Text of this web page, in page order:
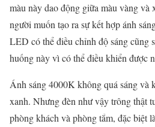
màu này dao động giữa màu vàng
người muốn tạo ra sự kết hợp ánh
LED có thể điều chỉnh độ sáng cũng
huống này vì có thể điều khiển được
Ánh sáng 4000K không quá sáng và
xanh. Nhưng đèn như vậy trông thật
phòng khách và phòng tắm, đặc biệt